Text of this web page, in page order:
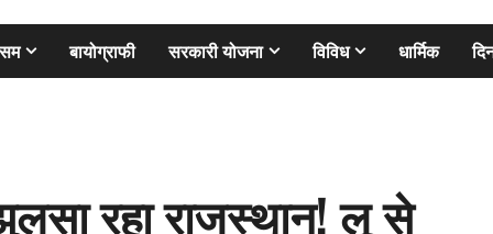
बायोग्राफी सरकारी योजना विविध धार्मिक
रहा राजस्थान! लू से